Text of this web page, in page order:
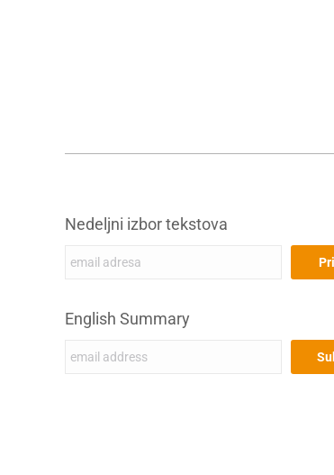
Nedeljni izbor tekstova
English Summary